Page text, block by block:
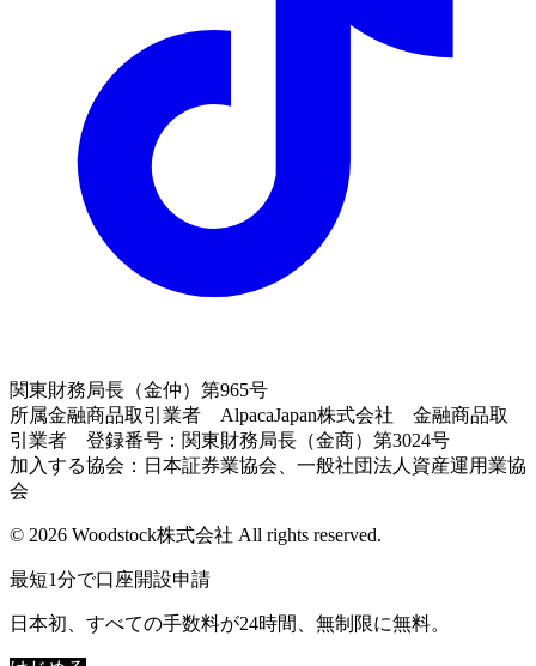
関東財務局長（金仲）第965号
所属金融商品取引業者 AlpacaJapan株式会社 金融商品取
引業者 登録番号：関東財務局長（金商）第3024号
加入する協会：日本証券業協会、一般社団法人資産運用業協
会
© 2026 Woodstock株式会社 All rights reserved.
最短1分で口座開設申請
日本初、すべての手数料が24時間、無制限に無料。